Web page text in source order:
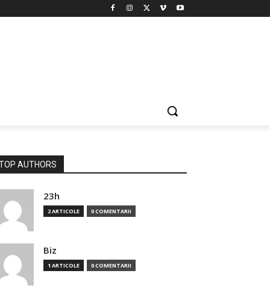
AUTHORS
23h
2 ARTICOLE 0 COMENTARII
Biz
1 ARTICOLE 0 COMENTARII